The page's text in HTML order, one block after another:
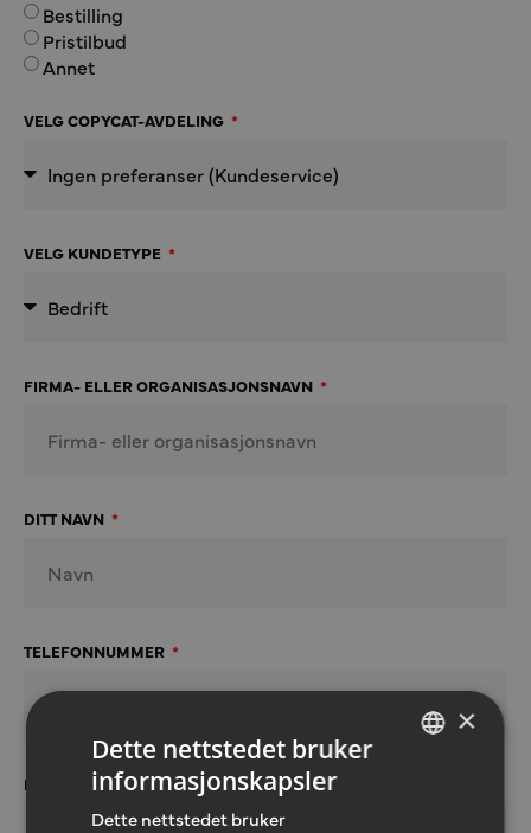
Bestilling
Pristilbud
Annet
VELG COPYCAT-AVDELING
VELG KUNDETYPE
FIRMA- ELLER ORGANISASJONSNAVN
DITT NAVN
TELEFONNUMMER
E-POST
×
Dette nettstedet bruker
informasjonskapsler
Dette nettstedet bruker